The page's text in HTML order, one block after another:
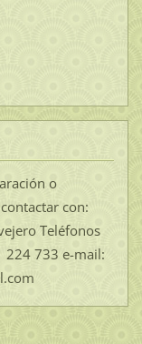
o
con:
Teléfonos
733 e-mail: